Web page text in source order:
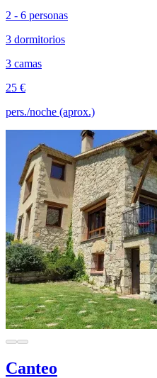
2 - 6 personas
3 dormitorios
3 camas
25 €
pers./noche (aprox.)
Canteo